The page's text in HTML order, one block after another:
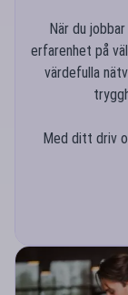
När du
erfarenhet på
värdefulla
Med ditt driv